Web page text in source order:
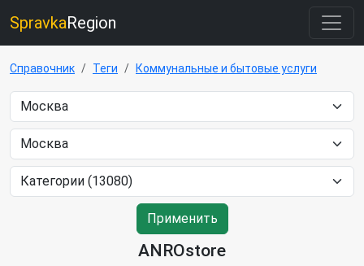
SpravkaRegion
Справочник Теги Коммунальные и бытовые услуги
Применить
ANROstore